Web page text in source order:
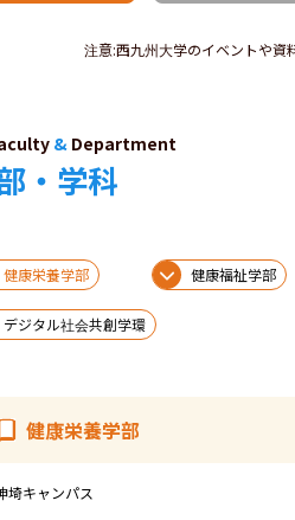
注意:西九州大学のイベントや資
& Department
・学科
健康栄養学部 健康福祉学部
デジタル社会共創学環
健康栄養学部
埼キャンパス